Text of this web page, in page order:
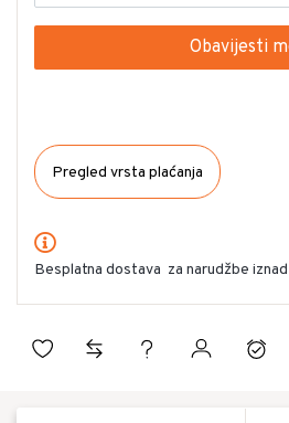
Obavijesti
Pregled vrsta plaćanja
Besplatna dostava za narudžbe iznad